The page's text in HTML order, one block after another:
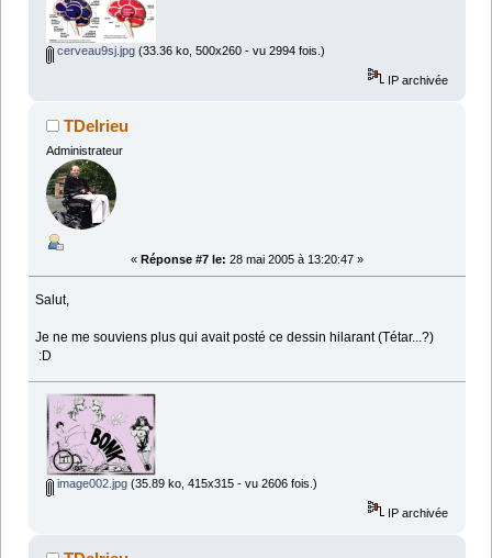
cerveau9sj.jpg(33.36 ko, 500x260 - vu 2994 fois.)
IP archivée
TDelrieu
Administrateur
« Réponse #7 le: 28 mai 2005 à 13:20:47 »
Salut,
Je ne me souviens plus qui avait posté ce dessin hilarant (Tétar...?)
:D
image002.jpg(35.89 ko, 415x315 - vu 2606 fois.)
IP archivée